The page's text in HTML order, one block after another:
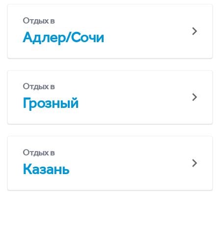
Отдых в
Адлер/Сочи
Отдых в
Грозный
Отдых в
Казань